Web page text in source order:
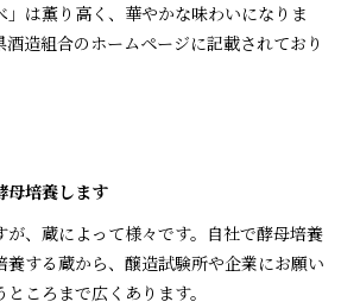
」は薫り高く、華やかな味わいになりま
造組合のホームページに記載されており
母培養します
が、蔵によって様々です。自社で酵母培養
養する蔵から、醸造試験所や企業にお願い
ころまで広くあります。